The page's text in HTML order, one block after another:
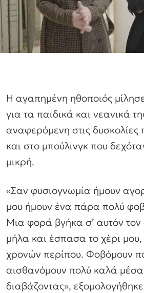
Η αγαπημένη ηθοποιός μίλησε
για τα παιδικά και νεανικά
αναφερόμενη στις δυσκολίες
και στο μπούλινγκ που
μικρή.
«Σαν φυσιογνωμία ήμουν
μου ήμουν ένα πάρα πολύ
Μια φορά βγήκα σ’ αυτόν
μήλα και έσπασα το χέρι
χρονών περίπου. Φοβόμουν
αισθανόμουν πολύ καλά μέσα
διαβάζοντας»,